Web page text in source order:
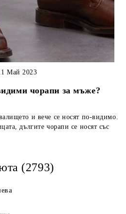
чорапи за мъже?
Май 2023
и вече се носят по-видимо.
дългите чорапи се носят със
(2793)